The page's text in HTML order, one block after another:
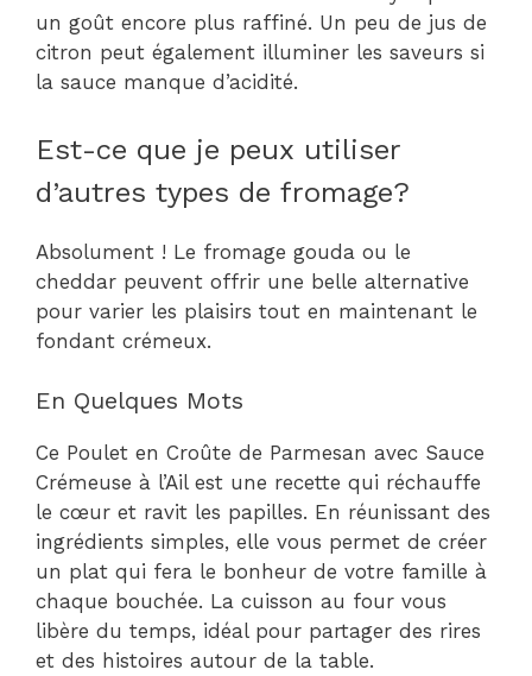
un goût encore plus raffiné. Un peu de jus de
citron peut également illuminer les saveurs si
la sauce manque d’acidité.
Est-ce que je peux utiliser
d’autres types de fromage?
Absolument ! Le fromage gouda ou le
cheddar peuvent offrir une belle alternative
pour varier les plaisirs tout en maintenant le
fondant crémeux.
En Quelques Mots
Ce Poulet en Croûte de Parmesan avec Sauce
Crémeuse à l’Ail est une recette qui réchauffe
le cœur et ravit les papilles. En réunissant des
ingrédients simples, elle vous permet de créer
un plat qui fera le bonheur de votre famille à
chaque bouchée. La cuisson au four vous
libère du temps, idéal pour partager des rires
et des histoires autour de la table.